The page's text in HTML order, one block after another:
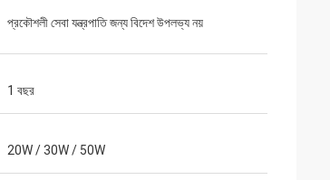
প্রকৌশলী সেবা যন্ত্রপাতি জন্য বিদেশ উপলভ্য নয়
1 বছর
20W / 30W / 50W